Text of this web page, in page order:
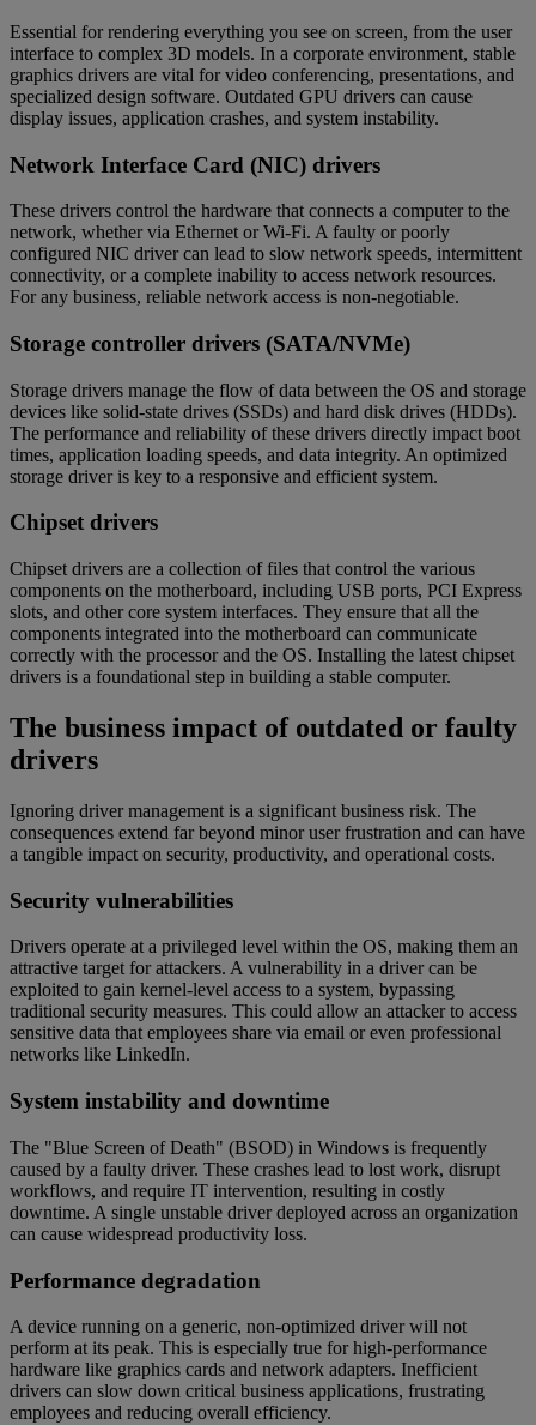
Essential for rendering everything you see on screen, from the user
interface to complex 3D models. In a corporate environment, stable
graphics drivers are vital for video conferencing, presentations, and
specialized design software. Outdated GPU drivers can cause
display issues, application crashes, and system instability.
Network Interface Card (NIC) drivers
These drivers control the hardware that connects a computer to the
network, whether via Ethernet or Wi-Fi. A faulty or poorly
configured NIC driver can lead to slow network speeds, intermittent
connectivity, or a complete inability to access network resources.
For any business, reliable network access is non-negotiable.
Storage controller drivers (SATA/NVMe)
Storage drivers manage the flow of data between the OS and storage
devices like solid-state drives (SSDs) and hard disk drives (HDDs).
The performance and reliability of these drivers directly impact boot
times, application loading speeds, and data integrity. An optimized
storage driver is key to a responsive and efficient system.
Chipset drivers
Chipset drivers are a collection of files that control the various
components on the motherboard, including USB ports, PCI Express
slots, and other core system interfaces. They ensure that all the
components integrated into the motherboard can communicate
correctly with the processor and the OS. Installing the latest chipset
drivers is a foundational step in building a stable computer.
The business impact of outdated or faulty
drivers
Ignoring driver management is a significant business risk. The
consequences extend far beyond minor user frustration and can have
a tangible impact on security, productivity, and operational costs.
Security vulnerabilities
Drivers operate at a privileged level within the OS, making them an
attractive target for attackers. A vulnerability in a driver can be
exploited to gain kernel-level access to a system, bypassing
traditional security measures. This could allow an attacker to access
sensitive data that employees share via email or even professional
networks like LinkedIn.
System instability and downtime
The "Blue Screen of Death" (BSOD) in Windows is frequently
caused by a faulty driver. These crashes lead to lost work, disrupt
workflows, and require IT intervention, resulting in costly
downtime. A single unstable driver deployed across an organization
can cause widespread productivity loss.
Performance degradation
A device running on a generic, non-optimized driver will not
perform at its peak. This is especially true for high-performance
hardware like graphics cards and network adapters. Inefficient
drivers can slow down critical business applications, frustrating
employees and reducing overall efficiency.